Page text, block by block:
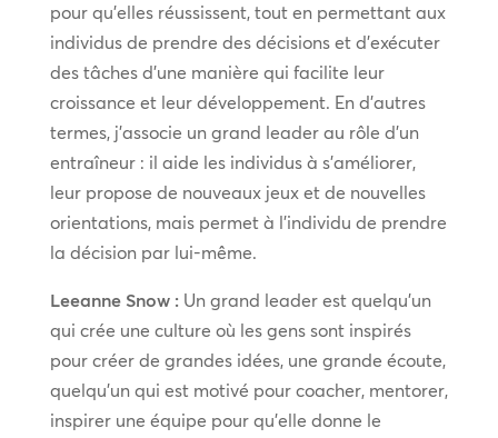
pour qu’elles réussissent, tout en permettant aux
individus de prendre des décisions et d’exécuter
des tâches d’une manière qui facilite leur
croissance et leur développement. En d’autres
termes, j’associe un grand leader au rôle d’un
entraîneur : il aide les individus à s’améliorer,
leur propose de nouveaux jeux et de nouvelles
orientations, mais permet à l’individu de prendre
la décision par lui-même.
Leeanne Snow :Un grand leader est quelqu’un
qui crée une culture où les gens sont inspirés
pour créer de grandes idées, une grande écoute,
quelqu’un qui est motivé pour coacher, mentorer,
inspirer une équipe pour qu’elle donne le